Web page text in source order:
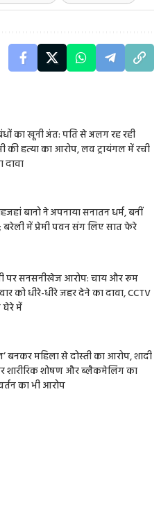
का खूनी अंत: पति से अलग रह रही
की हत्या का आरोप, लव ट्रायंगल में रची
दावा
बानो ने अपनाया सनातन धर्म, बनीं
बरेली में प्रेमी पवन संग लिए सात फेरे
पर सनसनीखेज आरोप: चाय और रूम
को धीरे-धीरे जहर देने का दावा, CCTV
में
बनकर महिला से दोस्ती का आरोप, शादी
शारीरिक शोषण और ब्लैकमेलिंग का
का भी आरोप